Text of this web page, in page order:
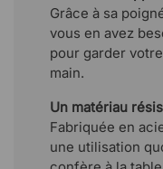
Grâce à sa
vous en avez
pour garder
main.
Un matériau
Fabriquée en
une utilisation